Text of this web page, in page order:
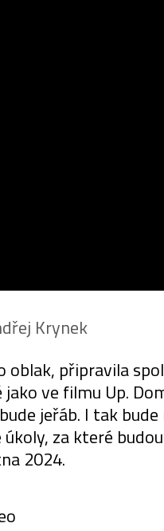
Krynek
oblak, připravila
ve filmu Up.
jeřáb. I tak
za které
2024.